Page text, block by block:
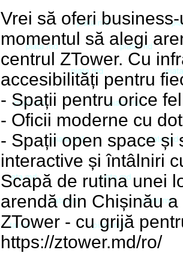
Vrei să oferi
momentul să alegi
centrul ZTower. Cu
accesibilități pentru
- Spații pentru orice
- Oficii moderne cu
- Spații open space și
interactive și întâlniri
Scapă de rutina unei
arendă din Chișinău
ZTower - cu grijă
https://ztower.md/ro/